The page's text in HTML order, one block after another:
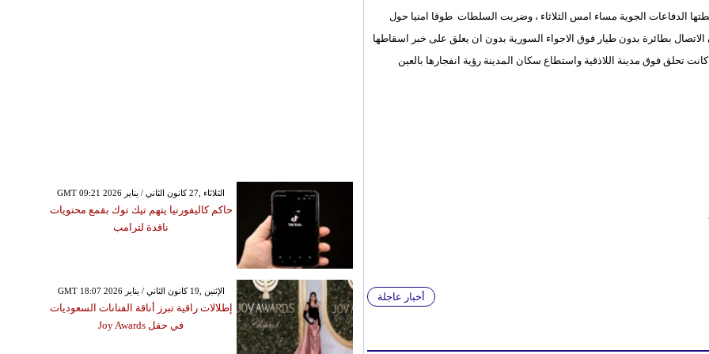
الدفاعات الجوية مساء امس الثلاثاء ، وضربت السلطات طوقا امنيا حول
بطائرة بدون طيار فوق الاجواء السورية بدون ان يعلق على خبر اسقاطها
تحلق فوق مدينة اللاذقية واستطاع سكان المدينة رؤية انفجارها بالعين
أخبار عاجلة
GMT 09:21 2026 الثلاثاء ,27 كانون الثاني / يناير
حاكم كاليفورنيا يتهم تيك توك بقمع محتويات
ناقدة لترامب
GMT 18:07 2026 الإثنين ,19 كانون الثاني / يناير
إطلالات راقية تبرز أناقة الفنانات السعوديات
في حفل Joy Awards